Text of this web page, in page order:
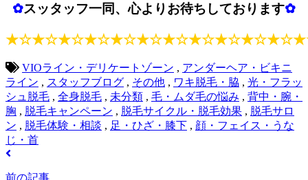
✿スッタッフ一同、心よりお待ちしております✿
VIOライン・デリケートゾーン , アンダーヘア・ビキニ
ライン , スタッフブログ , その他 , ワキ脱毛・脇 , 光・フラッ
シュ脱毛 , 全身脱毛 , 未分類 , 毛・ムダ毛の悩み , 背中・腕・
胸 , 脱毛キャンペーン , 脱毛サイクル・脱毛効果 , 脱毛サロ
ン , 脱毛体験・相談 , 足・ひざ・膝下 , 顔・フェイス・うな
じ・首